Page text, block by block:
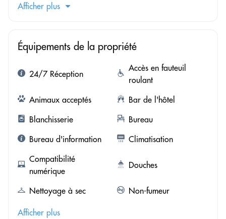
Afficher plus
Équipements de la propriété
24/7 Réception
Accès en fauteuil
roulant
Animaux acceptés
Bar de l'hôtel
Blanchisserie
Bureau
Bureau d'information
Climatisation
Compatibilité
numérique
Douches
Nettoyage à sec Non-fumeur
Afficher plus